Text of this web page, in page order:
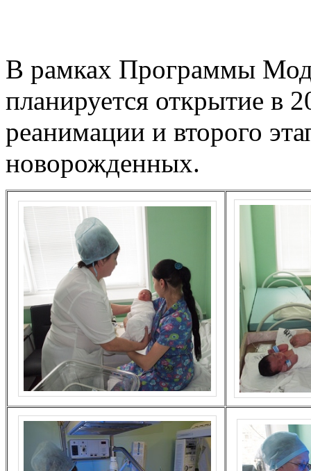
В рамках Программы
планируется открытие в
реанимации и второго
новорожденных.